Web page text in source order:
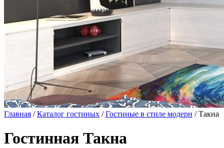
Главная /Каталог гостиных /Гостиные в стиле модерн / Такна
Гостинная Такна